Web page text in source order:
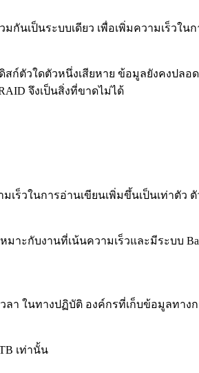
มกันเป็นระบบเดียว เพื่อเพิ่มความเร็ว
ก์ตัวใดตัวหนึ่งเสียหาย ข้อมูลยังคงปล
จึงเป็นสิ่งที่ขาดไม่ได้
ร็วในการอ่านเขียนเพิ่มขึ้นเป็นเท่าตัว
าะกับงานที่เน้นความเร็วและมีระบบ
ลา ในทางปฏิบัติ องค์กรที่เก็บข้อมูลท
เท่านั้น